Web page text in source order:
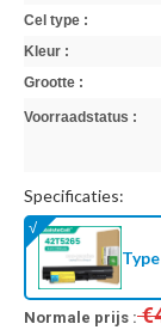
Cel type :
Kleur :
Grootte :
Voorraadstatus :
Specificaties:
Normale prijs :